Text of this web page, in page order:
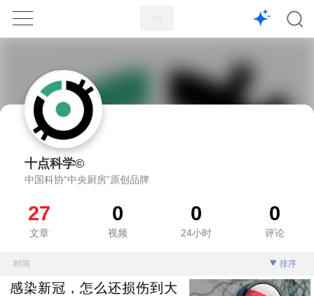
1X
十点科学©
中国科协“中央厨房”原创品牌
27
文章
0
视频
0
24小时
0
评论
时间 排序
感染新冠，怎么还损伤到大